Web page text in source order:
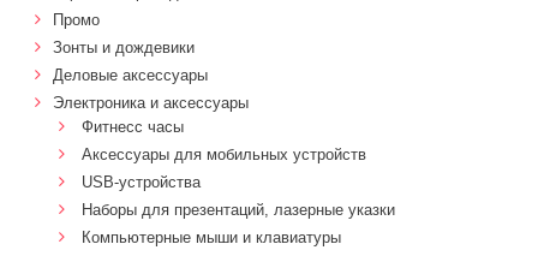
Промо
Зонты и дождевики
Деловые аксессуары
Электроника и аксессуары
Фитнесс часы
Аксессуары для мобильных устройств
USB-устройства
Наборы для презентаций, лазерные указки
Компьютерные мыши и клавиатуры